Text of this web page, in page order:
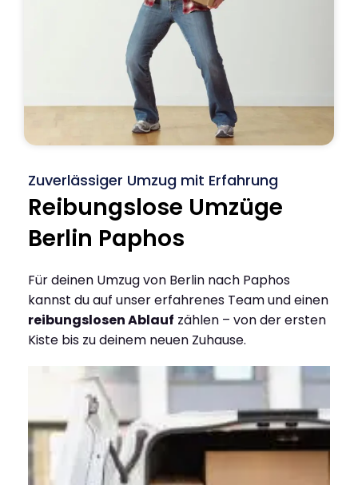
Zuverlässiger Umzug mit Erfahrung
Reibungslose Umzüge
Berlin Paphos
Für deinen Umzug von Berlin nach Paphos
kannst du auf unser erfahrenes Team und einen
reibungslosen Ablauf zählen – von der ersten
Kiste bis zu deinem neuen Zuhause.